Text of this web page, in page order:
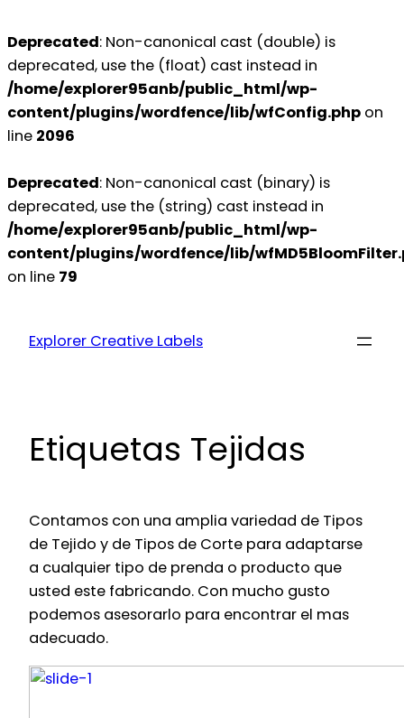
Deprecated: Non-canonical cast (double) is
deprecated, use the (float) cast instead in
/home/explorer95anb/public_html/wp-
content/plugins/wordfence/lib/wfConfig.php on
line 2096
Deprecated: Non-canonical cast (binary) is
deprecated, use the (string) cast instead in
/home/explorer95anb/public_html/wp-
content/plugins/wordfence/lib/
on line 79
Explorer Creative Labels
Etiquetas Tejidas
Contamos con una amplia variedad de Tipos
de Tejido y de Tipos de Corte para adaptarse
a cualquier tipo de prenda o producto que
usted este fabricando. Con mucho gusto
podemos asesorarlo para encontrar el mas
adecuado.